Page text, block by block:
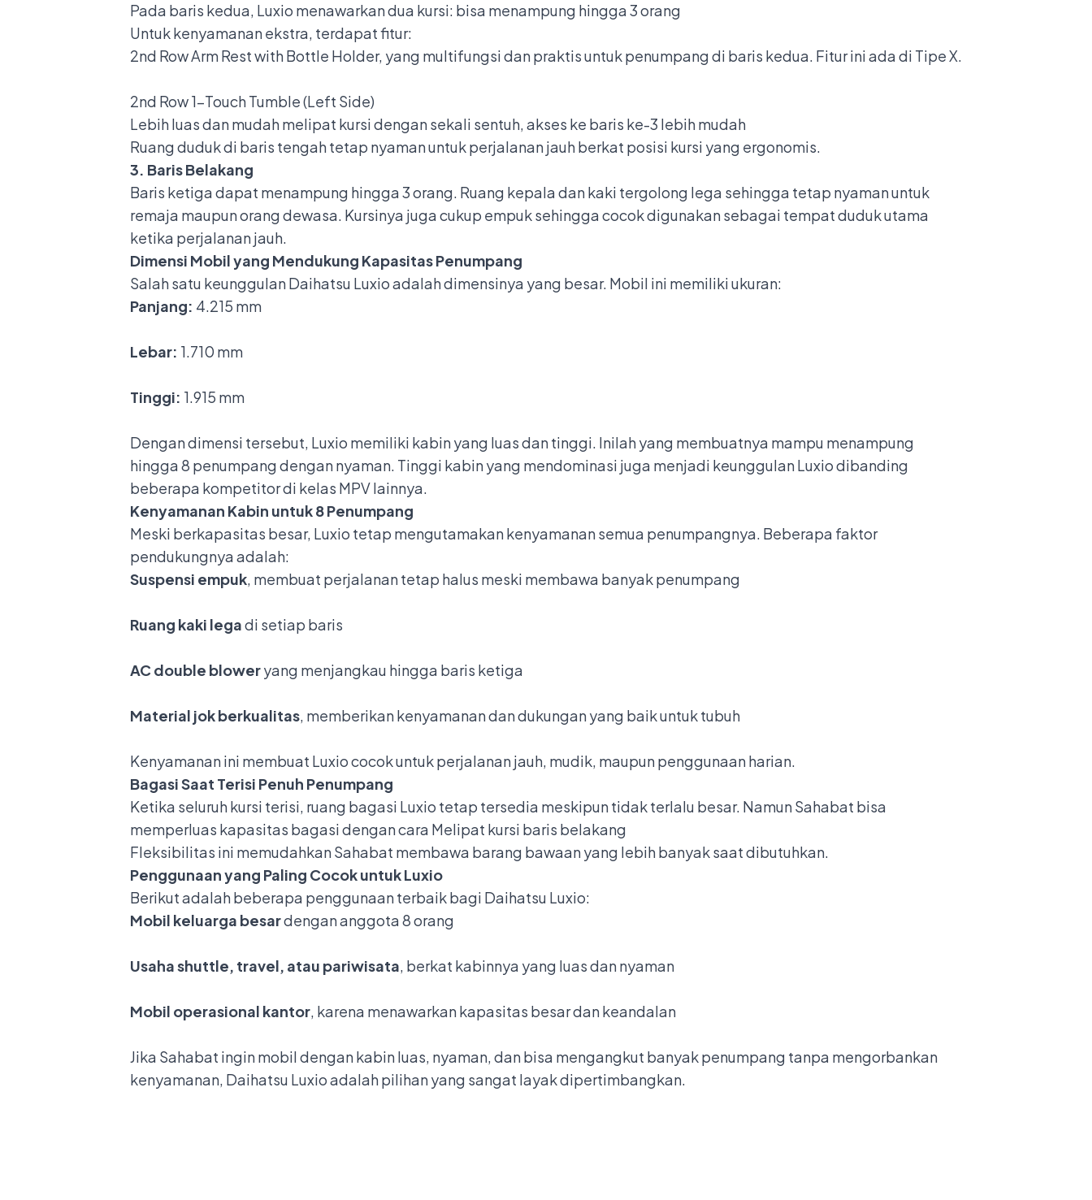
Pada baris kedua, Luxio menawarkan dua kursi: bisa menampung hingga 3 orang
Untuk kenyamanan ekstra, terdapat fitur:
2nd Row Arm Rest with Bottle Holder, yang multifungsi dan praktis untuk penumpang di baris kedua. Fitur ini ada di Tipe X.
2nd Row 1-Touch Tumble (Left Side)
Lebih luas dan mudah melipat kursi dengan sekali sentuh, akses ke baris ke-3 lebih mudah
Ruang duduk di baris tengah tetap nyaman untuk perjalanan jauh berkat posisi kursi yang ergonomis.
3. Baris Belakang
Baris ketiga dapat menampung hingga 3 orang. Ruang kepala dan kaki tergolong lega sehingga tetap nyaman untuk
remaja maupun orang dewasa. Kursinya juga cukup empuk sehingga cocok digunakan sebagai tempat duduk utama
ketika perjalanan jauh.
Dimensi Mobil yang Mendukung Kapasitas Penumpang
Salah satu keunggulan Daihatsu Luxio adalah dimensinya yang besar. Mobil ini memiliki ukuran:
Panjang: 4.215 mm
Lebar: 1.710 mm
Tinggi: 1.915 mm
Dengan dimensi tersebut, Luxio memiliki kabin yang luas dan tinggi. Inilah yang membuatnya mampu menampung
hingga 8 penumpang dengan nyaman. Tinggi kabin yang mendominasi juga menjadi keunggulan Luxio dibanding
beberapa kompetitor di kelas MPV lainnya.
Kenyamanan Kabin untuk 8 Penumpang
Meski berkapasitas besar, Luxio tetap mengutamakan kenyamanan semua penumpangnya. Beberapa faktor
pendukungnya adalah:
Suspensi empuk, membuat perjalanan tetap halus meski membawa banyak penumpang
Ruang kaki legadi setiap baris
AC double bloweryang menjangkau hingga baris ketiga
Material jok berkualitas, memberikan kenyamanan dan dukungan yang baik untuk tubuh
Kenyamanan ini membuat Luxio cocok untuk perjalanan jauh, mudik, maupun penggunaan harian.
Bagasi Saat Terisi Penuh Penumpang
Ketika seluruh kursi terisi, ruang bagasi Luxio tetap tersedia meskipun tidak terlalu besar. Namun Sahabat bisa
memperluas kapasitas bagasi dengan cara Melipat kursi baris belakang
Fleksibilitas ini memudahkan Sahabat membawa barang bawaan yang lebih banyak saat dibutuhkan.
Penggunaan yang Paling Cocok untuk Luxio
Berikut adalah beberapa penggunaan terbaik bagi Daihatsu Luxio:
Mobil keluarga besardengan anggota 8 orang
Usaha shuttle, travel, atau pariwisata, berkat kabinnya yang luas dan nyaman
Mobil operasional kantor, karena menawarkan kapasitas besar dan keandalan
Jika Sahabat ingin mobil dengan kabin luas, nyaman, dan bisa mengangkut banyak penumpang tanpa mengorbankan
kenyamanan, Daihatsu Luxio adalah pilihan yang sangat layak dipertimbangkan.